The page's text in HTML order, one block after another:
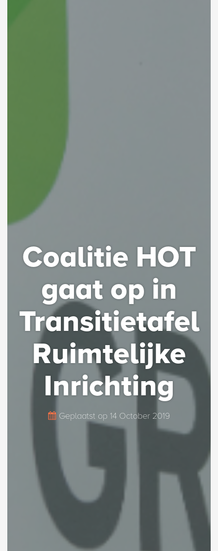
Coalitie HOT
gaat op in
Transitietafel
Ruimtelijke
Inrichting
Geplaatst op 14 October 2019